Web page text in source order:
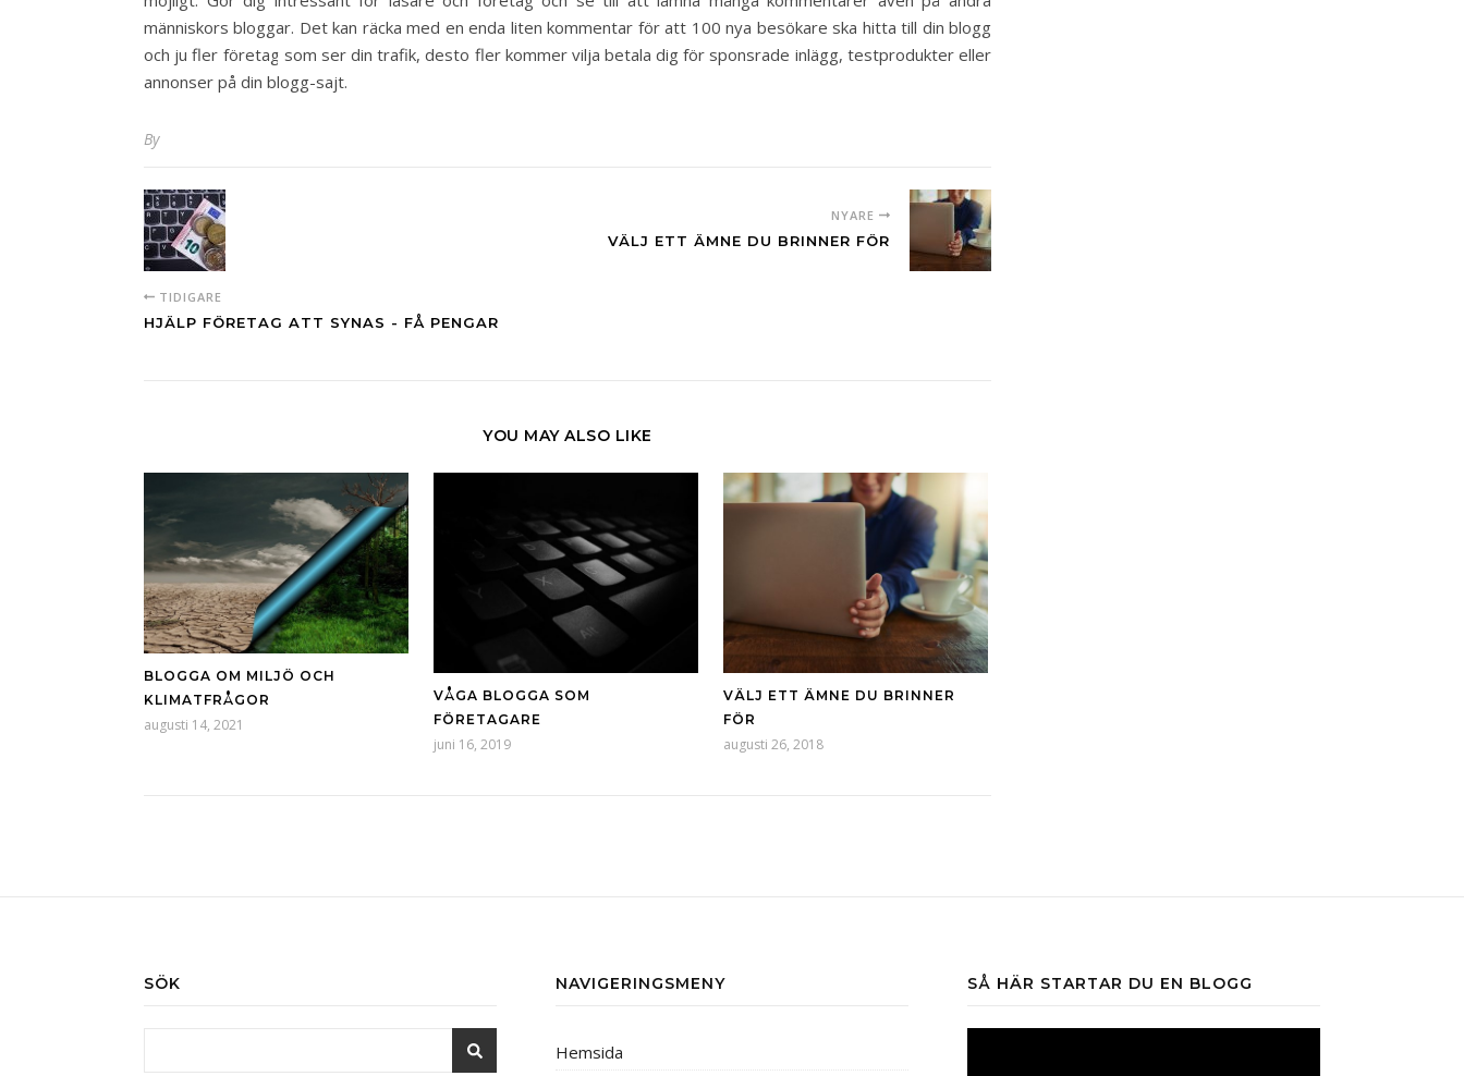
människors bloggar. Det kan räcka med en enda liten kommentar för att 100 nya besökare ska hitta till din blogg
och ju fler företag som ser din trafik, desto fler kommer vilja betala dig för sponsrade inlägg, testprodukter eller
annonser på din blogg-sajt.
By
TIDIGARE
HJÄLP FÖRETAG ATT SYNAS - FÅ PENGAR
NYARE
VÄLJ ETT ÄMNE DU BRINNER FÖR
YOU MAY ALSO LIKE
BLOGGA OM MILJÖ OCH
KLIMATFRÅGOR
augusti 14, 2021
VÅGA BLOGGA SOM
FÖRETAGARE
juni 16, 2019
VÄLJ ETT ÄMNE DU BRINNER
FÖR
augusti 26, 2018
SÖK NAVIGERINGSMENY
Hemsida
SÅ HÄR STARTAR DU EN BLOGG